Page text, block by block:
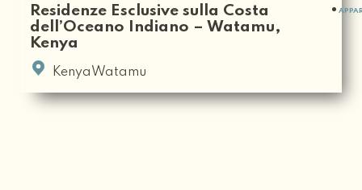
Residenze Esclusive sulla Costa
dell’Oceano Indiano – Watamu,
Kenya
KenyaWatamu